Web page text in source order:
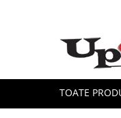
Toate Produsele
Tricicluri Electrice
ATV-uri Electrice
TOATE